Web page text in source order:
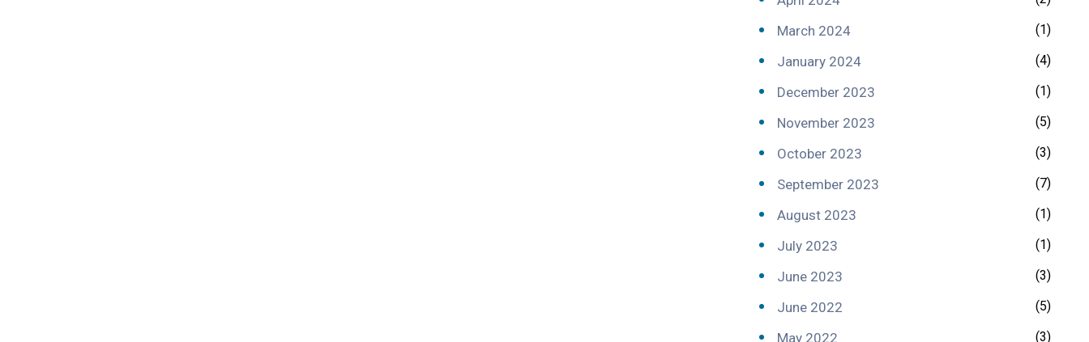
March 2024 (1)
January 2024 (4)
December 2023 (1)
November 2023 (5)
October 2023 (3)
September 2023 (7)
August 2023 (1)
July 2023 (1)
June 2023 (3)
June 2022 (5)
May 2022 (3)